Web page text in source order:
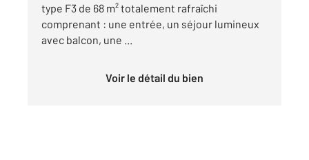
type F3 de 68 m² totalement rafraîchi
comprenant : une entrée, un séjour lumineux
avec balcon, une ...
Voir le détail du bien